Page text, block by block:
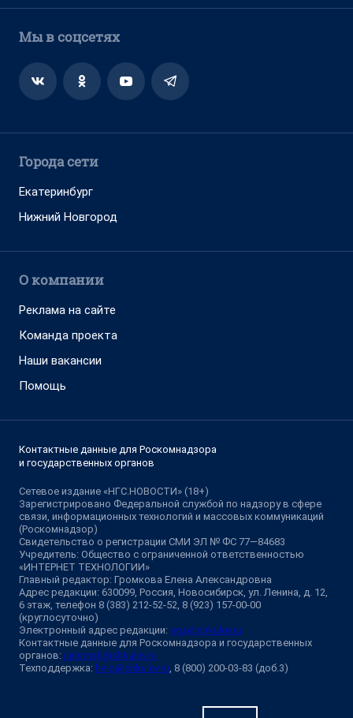
Мы в соцсетях
Города сети
Екатеринбург
Нижний Новгород
О компании
Реклама на сайте
Команда проекта
Наши вакансии
Помощь
Контактные данные для Роскомнадзора
и государственных органов
Сетевое издание «НГС.НОВОСТИ» (18+)
Зарегистрировано Федеральной службой по надзору в сфере
связи, информационных технологий и массовых коммуникаций
(Роскомнадзор)
Свидетельство о регистрации СМИ ЭЛ № ФС 77—84683
Учредитель: Общество с ограниченной ответственностью
«ИНТЕРНЕТ ТЕХНОЛОГИИ»
Главный редактор: Громкова Елена Александровна
Адрес редакции: 630099, Россия, Новосибирск, ул. Ленина, д. 12,
6 этаж, телефон 8 (383) 212-52-52, 8 (923) 157-00-00
(круглосуточно)
Электронный адрес редакции: ngs@shkulev.ru
Контактные данные для Роскомнадзора и государственных
органов: juristnsk@shkulev.ru
Техподдержка: help@shkulev.ru, 8 (800) 200-03-83 (доб.3)